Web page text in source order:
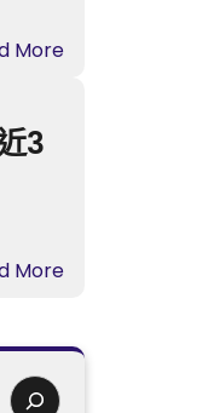
開
戀
More:
養
站
3
More:
成